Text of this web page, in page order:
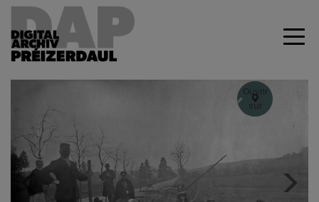
Ouvrir
sur
Geoportal
Previous Next